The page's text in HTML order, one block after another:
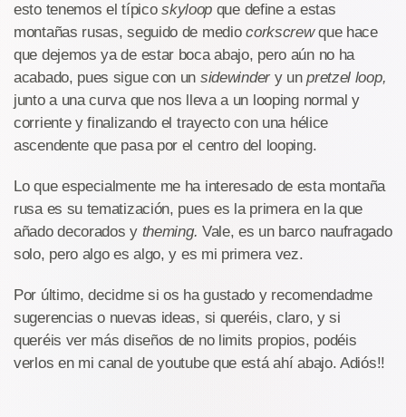
esto tenemos el típicoskyloop que define a estas
montañas rusas, seguido de mediocorkscrewque hace
que dejemos ya de estar boca abajo, pero aún no ha
acabado, pues sigue con un sidewindery unpretzel loop,
junto a una curva que nos lleva a un looping normal y
corriente y finalizando el trayecto con una hélice
ascendente que pasa por el centro del looping.
Lo que especialmente me ha interesado de esta montaña
rusa es su tematización, pues es la primera en la que
añado decorados y theming. Vale, es un barco naufragado
solo, pero algo es algo, y es mi primera vez.
Por último, decidme si os ha gustado y recomendadme
sugerencias o nuevas ideas, si queréis, claro, y si
queréis ver más diseños de no limits propios, podéis
verlos en mi canal de youtube que está ahí abajo. Adiós!!